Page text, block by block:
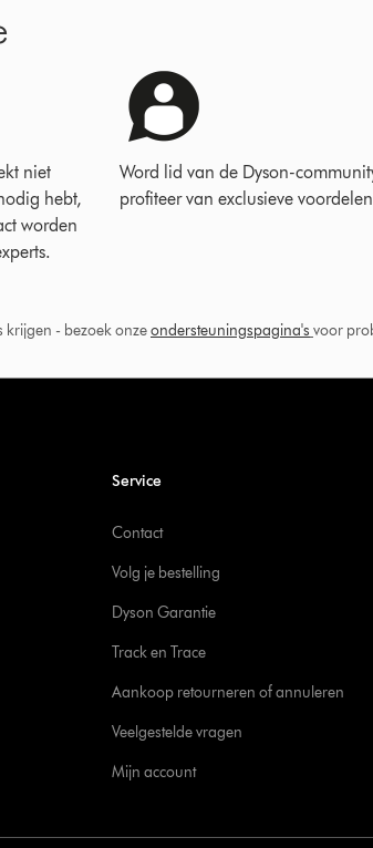
niet
hebt,
worden
Word lid van de Dyson-
profiteer van exclusieve voordelen
krijgen - bezoek onzeondersteuningspagina's voor
Service
Contact
Volg je bestelling
Dyson Garantie
Track en Trace
Aankoop retourneren of annuleren
Veelgestelde vragen
Mijn account